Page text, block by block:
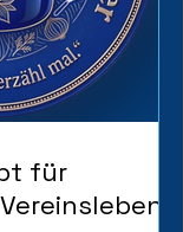
für